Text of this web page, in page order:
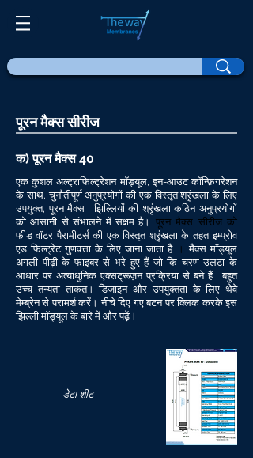
पूरन मैक्स सीरीज
क) पूरन मैक्स 40
एक कुशल अल्ट्राफिल्ट्रेशन मॉड्यूल, इन-आउट कॉन्फ़िगरेशन
के साथ, चुनौतीपूर्ण अनुप्रयोगों की एक विस्तृत श्रृंखला के लिए
उपयुक्त, पूरन मैक्स
झिल्लियों की श्रृंखला कठिन अनुप्रयोगों
को आसानी से संभालने में सक्षम है।
पूरन मैक्स सीरीज को
फीड वॉटर पैरामीटर्स की एक विस्तृत श्रृंखला के तहत इम्प्रोव
एड फिल्ट्रेट गुणवत्ता के लिए जाना जाता है।मैक्स मॉड्यूल
अगली पीढ़ी के फाइबर से भरे हुए हैं जो कि चरण उलटा के
आधार पर अत्याधुनिक एक्सट्रूज़न प्रक्रिया से बने हैं
बहुत
उच्च तन्यता ताकत। डिजाइन और उपयुक्तता के लिए थेवे
मेम्ब्रेन से परामर्श करें। नीचे दिए गए बटन पर क्लिक करके इस
झिल्ली मॉड्यूल के बारे में और पढ़ें।
डेटा शीट